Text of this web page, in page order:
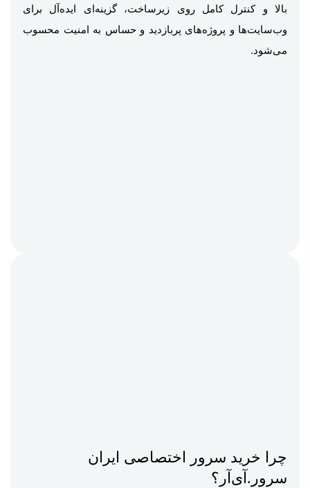
بالا و کنترل کامل روی زیرساخت، گزینه‌ای ایده‌آل برای
وب‌سایت‌ها و پروژه‌های پربازدید و حساس به امنیت محسوب
می‌شود.
چرا خرید سرور اختصاصی ایران
سرور.آی‌آر؟